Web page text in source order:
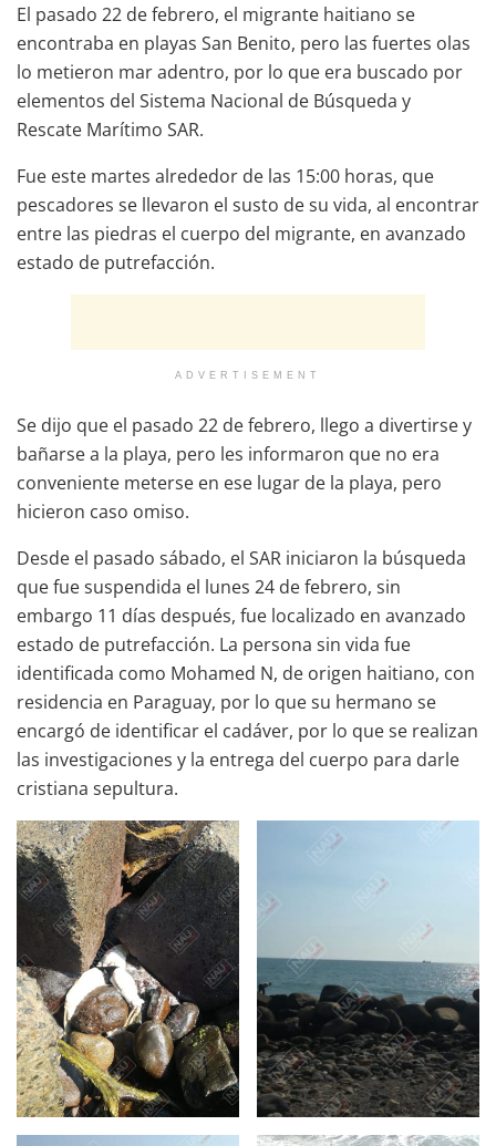
El pasado 22 de febrero, el migrante haitiano se
encontraba en playas San Benito, pero las fuertes olas
lo metieron mar adentro, por lo que era buscado por
elementos del Sistema Nacional de Búsqueda y
Rescate Marítimo SAR.
Fue este martes alrededor de las 15:00 horas, que
pescadores se llevaron el susto de su vida, al encontrar
entre las piedras el cuerpo del migrante, en avanzado
estado de putrefacción.
ADVERTISEMENT
Se dijo que el pasado 22 de febrero, llego a divertirse y
bañarse a la playa, pero les informaron que no era
conveniente meterse en ese lugar de la playa, pero
hicieron caso omiso.
Desde el pasado sábado, el SAR iniciaron la búsqueda
que fue suspendida el lunes 24 de febrero, sin
embargo 11 días después, fue localizado en avanzado
estado de putrefacción. La persona sin vida fue
identificada como Mohamed N, de origen haitiano, con
residencia en Paraguay, por lo que su hermano se
encargó de identificar el cadáver, por lo que se realizan
las investigaciones y la entrega del cuerpo para darle
cristiana sepultura.